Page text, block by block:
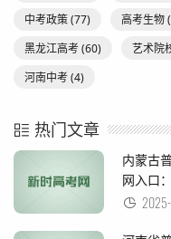
中考政策(77) 高考生物
黑龙江高考(60) 艺术院
河南中考(4)
热门文章
内蒙古
网入口